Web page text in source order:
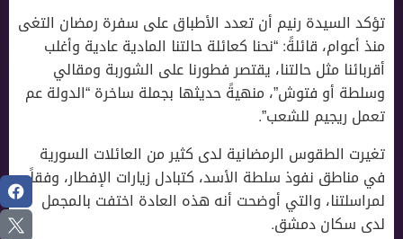
تؤكد السيدة رنيم أن تعدد الأطباق على سفرة رمضان التغى
منذ أعوام، قائلةً: “نحنا كعائلة حالتنا المادية عادية وأغلب
أقربائنا مثل حالتنا، يقتصر فطورنا على الشوربة ومقالي
وسلطة أو فتوش”، منهيةً حديثها بجملة ساخرة “الدولة عم
تعمل ريجيم للشعب”.
تغيرت الطقوس الرمضانية لدى كثير من العائلات السورية
في مناطق نفوذ سلطة الأسد، كتبادل زيارات الإفطار، وفقاً
لمراسلتنا، والتي أوضحت أنه هذه العادة اختفت بالمجمل
لدى سكان دمشق.